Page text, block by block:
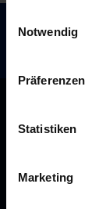
Notwendig
Präferenzen
Statistiken
Marketing